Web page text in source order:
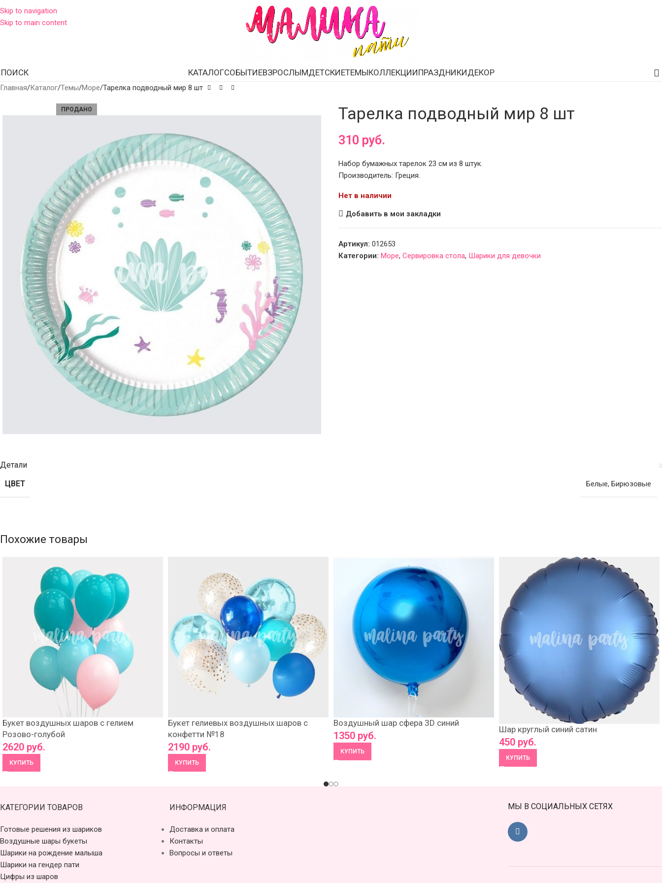
Skip to navigation
Skip to main content
ПОИСК КАТАЛОГСОБЫТИЕВЗРОСЛЫМДЕТСКИЕТЕМЫКОЛЛЕКЦИИПРАЗДНИКИДЕКОР
Главная Каталог Темы Море Тарелка подводный мир 8 шт
ПРОДАНО Тарелка подводный мир 8 шт
310 руб.
Набор бумажных тарелок 23 см из 8 штук.
Производитель: Греция.
Нет в наличии
Добавить в мои закладки
Артикул: 012653
Категории: Море, Сервировка стола, Шарики для девочки
Детали
ЦВЕТ
Белые, Бирюзовые
Похожие товары
Букет воздушных шаров с гелием
Розово-голубой
2620 руб.
КУПИТЬ
Букет гелиевых воздушных шаров с
конфетти №18
2190 руб.
КУПИТЬ
Воздушный шар сфера 3D синий
1350 руб.
КУПИТЬ
Шар круглый синий сатин
450 руб.
КУПИТЬ
КАТЕГОРИИ ТОВАРОВ
Готовые решения из шариков
Воздушные шары букеты
Шарики на рождение малыша
Шарики на гендер пати
Цифры из шаров
ИНФОРМАЦИЯ
Доставка и оплата
Контакты
Вопросы и ответы
МЫ В СОЦИАЛЬНЫХ СЕТЯХ